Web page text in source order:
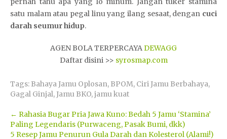
satu malam atau pegal linu yang ilang sesaat, dengan cuci
darah seumur hidup.
AGEN BOLA TERPERCAYADEWAGG
Daftar disini >> syrosmap.com
Tags: Bahaya Jamu Oplosan, BPOM, Ciri Jamu Berbahaya,
Gagal Ginjal,Jamu BKO,jamu kuat
Post
navigation
← Rahasia Bugar Pria Jawa Kuno: Bedah 5 Jamu ‘Stamina’
Paling Legendaris (Purwaceng, Pasak Bumi, dkk)
5 Resep Jamu Penurun Gula Darah dan Kolesterol (Alami!)